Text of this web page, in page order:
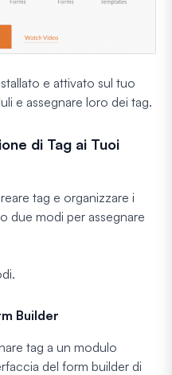
e attivato sul tuo
e assegnare loro dei tag.
di Tag ai Tuoi
tag e organizzare i
due modi per assegnare
Builder
tag a un modulo
del form builder di